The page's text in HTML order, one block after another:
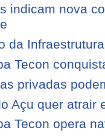
indicam nova
da
Tecon
privadas
Açu quer atrair
Tecon opera